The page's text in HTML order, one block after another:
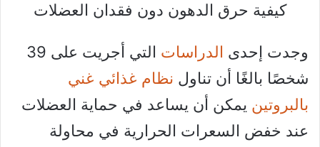
كيفية حرق الدهون دون فقدان العضلات
وجدت إحدى الدراسات
التي أجريت على 39
شخصًا بالغًا أن تناول نظام غذائي غني
بالبروتين يمكن أن يساعد في حماية العضلات
عند خفض السعرات الحرارية في محاولة